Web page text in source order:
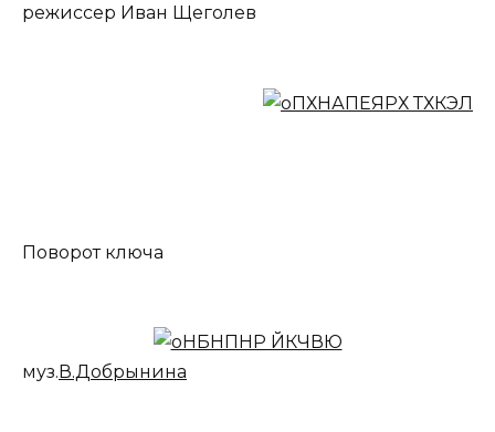
режиссер Иван Щеголев
Поворот ключа
муз. В.Добрынина